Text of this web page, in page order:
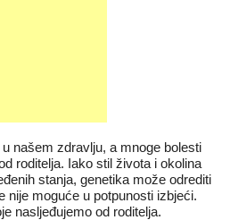
našem zdravlju, a mnoge bolesti
roditelja. Iako stil života i okolina
stanja, genetika može odrediti
nije moguće u potpunosti izbjeći.
nasljeđujemo od roditelja.